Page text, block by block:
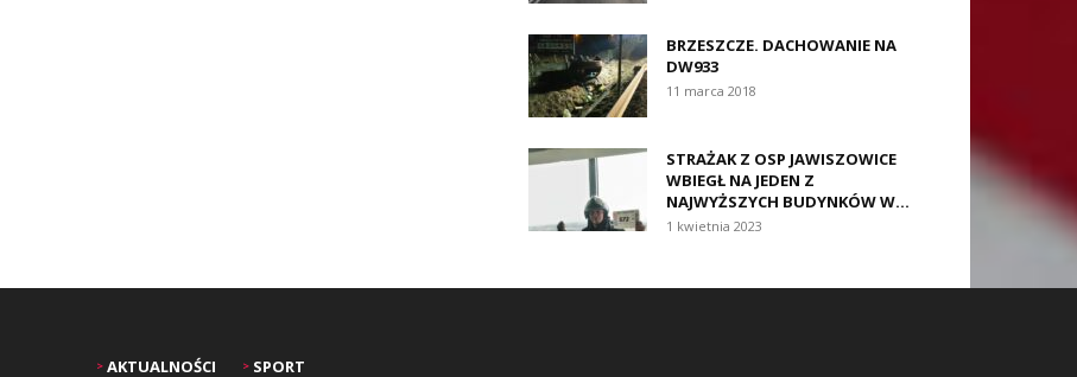
BRZESZCZE. DACHOWANIE NA
DW933
11 marca 2018
STRAŻAK Z OSP JAWISZOWICE
WBIEGŁ NA JEDEN Z
NAJWYŻSZYCH BUDYNKÓW W...
1 kwietnia 2023
> AKTUALNOŚCI > SPORT